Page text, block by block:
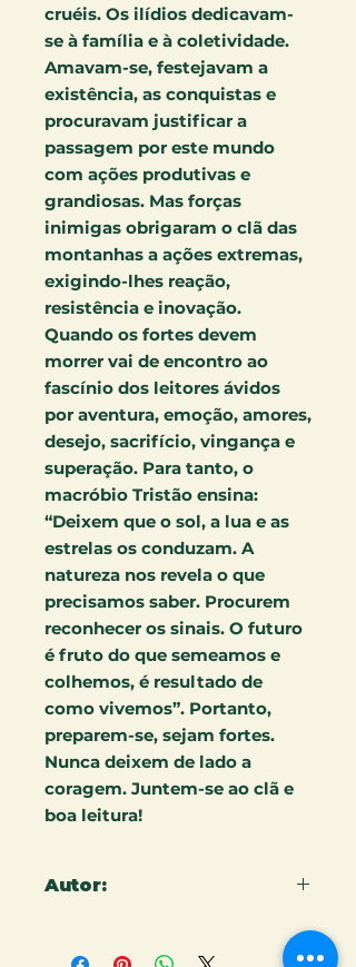
cruéis. Os ilídios dedicavam-
se à família e à coletividade.
Amavam-se, festejavam a
existência, as conquistas e
procuravam justificar a
passagem por este mundo
com ações produtivas e
grandiosas. Mas forças
inimigas obrigaram o clã das
montanhas a ações extremas,
exigindo-lhes reação,
resistência e inovação.
Quando os fortes devem
morrer vai de encontro ao
fascínio dos leitores ávidos
por aventura, emoção, amores,
desejo, sacrifício, vingança e
superação. Para tanto, o
macróbio Tristão ensina:
“Deixem que o sol, a lua e as
estrelas os conduzam. A
natureza nos revela o que
precisamos saber. Procurem
reconhecer os sinais. O futuro
é fruto do que semeamos e
colhemos, é resultado de
como vivemos”. Portanto,
preparem-se, sejam fortes.
Nunca deixem de lado a
coragem. Juntem-se ao clã e
boa leitura!
Autor: